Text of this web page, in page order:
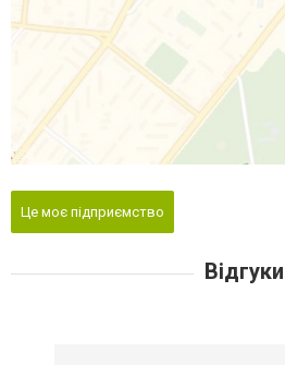
Це моє підприємство
Відгуки